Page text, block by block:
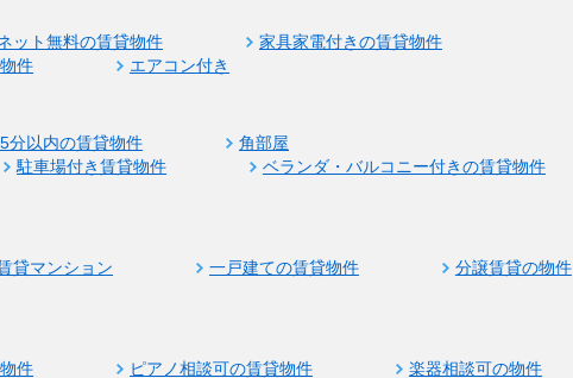
ット無料の賃貸物件
家具家電付きの賃貸物件
件 エアコン付き
分以内の賃貸物件
角部屋
駐車場付き賃貸物件
ベランダ・バルコニー付きの賃貸物件
貸マンション 一戸建ての賃貸物件
分譲賃貸の物件
件 ピアノ相談可の賃貸物件
楽器相談可の物件